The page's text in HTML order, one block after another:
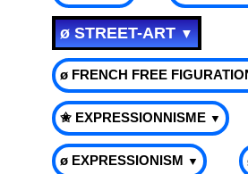
ø STREET-ART▼
ø FRENCH FREE
✬ EXPRESSIONNISME ▼
ø EXPRESSIONISM ▼